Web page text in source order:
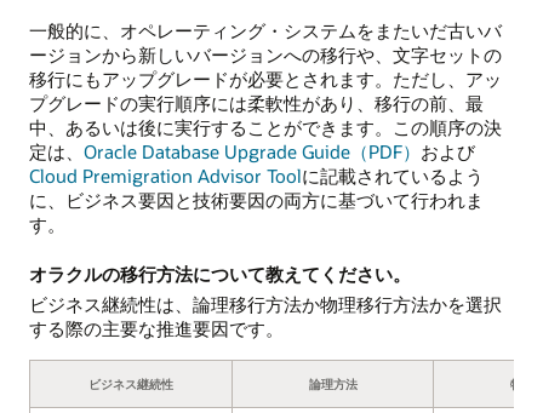
一般的に、オペレーティング・システムをまたいだ古いバ
ージョンから新しいバージョンへの移行や、文字セットの
移行にもアップグレードが必要とされます。ただし、アッ
プグレードの実行順序には柔軟性があり、移行の前、最
中、あるいは後に実行することができます。この順序の決
定は、 Oracle Database Upgrade Guide（PDF） および
Cloud Premigration Advisor Toolに記載されているよう
に、ビジネス要因と技術要因の両方に基づいて行われま
す。
オラクルの移行方法について教えてください。
ビジネス継続性は、論理移行方法か物理移行方法かを選択
する際の主要な推進要因です。
ビジネス継続性 論理方法 物理